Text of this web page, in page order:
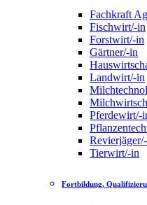
Fachkraft
Fischwirt/-in
Forstwirt/-in
Gärtner/-in
Landwirt/-in
Pferdewirt/-
Tierwirt/-in
Fortbildung,